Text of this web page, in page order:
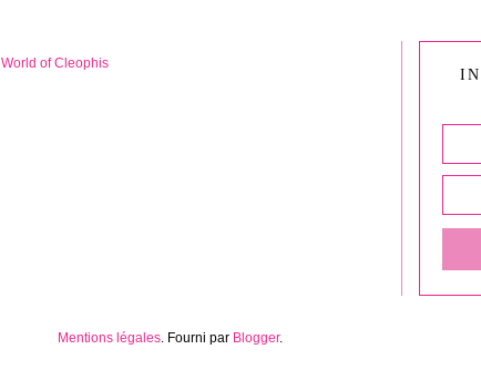
World of Cleophis
Mentions légales. Fourni par Blogger.